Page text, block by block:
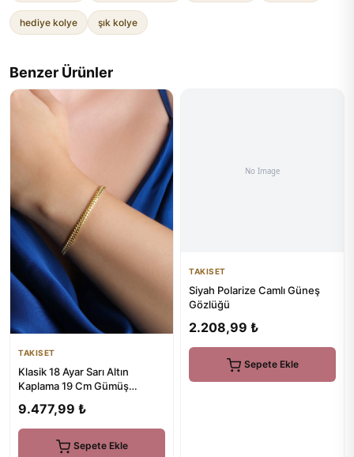
hediye kolye şık kolye
Benzer Ürünler
TAKISET
Klasik 18 Ayar Sarı Altın
Kaplama 19 Cm Gümüş
9.477,99 ₺
Sepete Ekle
TAKISET
Siyah Polarize Camlı Güneş
Gözlüğü
2.208,99 ₺
Sepete Ekle